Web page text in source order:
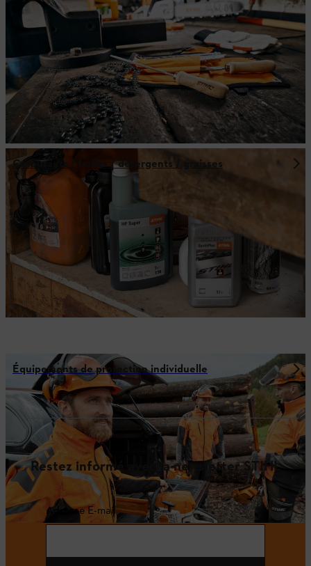
Carburants / huiles / détergents / graisses
Équipements de protection individuelle
Restez informé avec la newsletter STIHL
Adresse E-mail